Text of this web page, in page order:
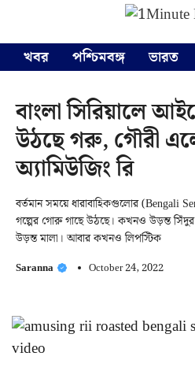
content
খবর
পশ্চিমবঙ্গ ভারত
বাংলা সিরিয়ালে
উঠছে গরু, গৌরী
অ্যামিউজিং রি
বর্তমান সময়ে ধারাবাহিকগুলোর (Bengali
গল্পের গোরু গাছে উঠছে। কখনও উড়ন্ত
উড়ন্ত মালা। আবার কখনও লিপস্টিক
Saranna October 24, 2022